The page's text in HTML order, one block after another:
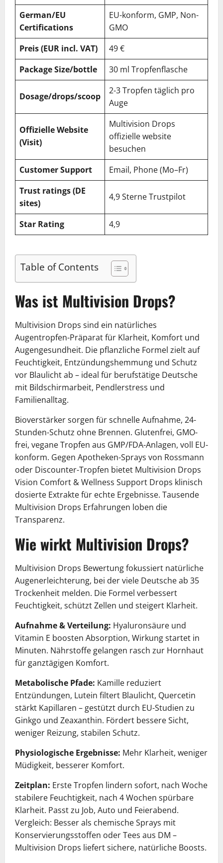
German/EU
Certifications
EU-konform, GMP, Non-
GMO
Preis (EUR incl. VAT)
49 €
Package Size/bottle
30 ml Tropfenflasche
Dosage/drops/scoop
2-3 Tropfen täglich pro
Auge
Offizielle Website
(Visit)
Multivision Drops
offizielle website
besuchen
Customer Support
Email, Phone (Mo–Fr)
Trust ratings (DE
sites)
4,9 Sterne Trustpilot
Star Rating 4,9
Table of Contents
Was ist Multivision Drops?
Multivision Drops sind ein natürliches
Augentropfen-Präparat für Klarheit, Komfort und
Augengesundheit. Die pflanzliche Formel zielt auf
Feuchtigkeit, Entzündungshemmung und Schutz
vor Blaulicht ab – ideal für berufstätige Deutsche
mit Bildschirmarbeit, Pendlerstress und
Familienalltag.
Bioverstärker sorgen für schnelle Aufnahme, 24-
Stunden-Schutz ohne Brennen. Glutenfrei, GMO-
frei, vegane Tropfen aus GMP/FDA-Anlagen, voll EU-
konform. Gegen Apotheken-Sprays von Rossmann
oder Discounter-Tropfen bietet Multivision Drops
Vision Comfort & Wellness Support Drops klinisch
dosierte Extrakte für echte Ergebnisse. Tausende
Multivision Drops Erfahrungen loben die
Transparenz.
Wie wirkt Multivision Drops?
Multivision Drops Bewertung fokussiert natürliche
Augenerleichterung, bei der viele Deutsche ab 35
Trockenheit melden. Die Formel verbessert
Feuchtigkeit, schützt Zellen und steigert Klarheit.
Aufnahme & Verteilung: Hyaluronsäure und
Vitamin E boosten Absorption, Wirkung startet in
Minuten. Nährstoffe gelangen rasch zur Hornhaut
für ganztägigen Komfort.
Metabolische Pfade: Kamille reduziert
Entzündungen, Lutein filtert Blaulicht, Quercetin
stärkt Kapillaren – gestützt durch EU-Studien zu
Ginkgo und Zeaxanthin. Fördert bessere Sicht,
weniger Reizung, stabilen Schutz.
Physiologische Ergebnisse: Mehr Klarheit, weniger
Müdigkeit, besserer Komfort.
Zeitplan: Erste Tropfen lindern sofort, nach Woche
stabilere Feuchtigkeit, nach 4 Wochen spürbare
Klarheit. Passt zu Job, Auto und Feierabend.
Vergleich: Besser als chemische Sprays mit
Konservierungsstoffen oder Tees aus DM –
Multivision Drops liefert sichere, natürliche Boosts.